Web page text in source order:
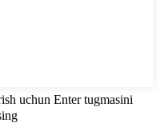
uchun Enter tugmasini